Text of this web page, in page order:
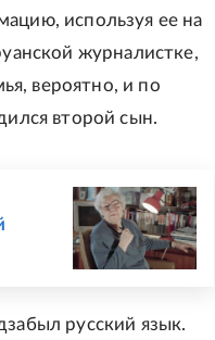
используя ее на
журналистке,
вероятно, и по
второй сын.
русский язык.